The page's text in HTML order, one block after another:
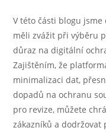
V této části blogu
měli zvážit při výběru
důraz na digitální
Zajištěním, že
minimalizaci dat,
dopadů na ochranu
pro revize, můžete
zákazníků a dodržovat